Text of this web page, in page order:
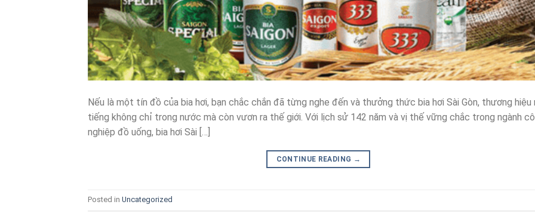
Nếu là một tín đồ của bia hơi, bạn chắc chắn đã từng nghe đến và thưởng thức bia hơi Sài Gòn, thương hiệu
tiếng không chỉ trong nước mà còn vươn ra thế giới. Với lịch sử 142 năm và vị thế vững chắc trong ngành
nghiệp đồ uống, bia hơi Sài […]
CONTINUE READING →
Posted in Uncategorized